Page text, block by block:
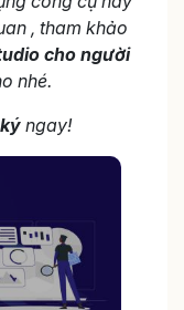
, tham khảo
cho người
nhé.
ngay!